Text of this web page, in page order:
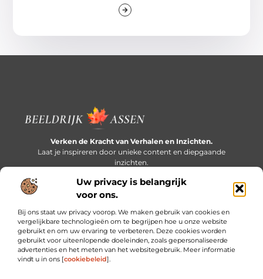
Uw privacy is belangrijk
voor ons.
Bij ons staat uw privacy voorop. We maken gebruik van cookies en
vergelijkbare technologieën om te begrijpen hoe u onze website
gebruikt en om uw ervaring te verbeteren. Deze cookies worden
gebruikt voor uiteenlopende doeleinden, zoals gepersonaliseerde
advertenties en het meten van het websitegebruik. Meer informatie
vindt u in ons [cookiebeleid].
Verken de Kracht van Verhalen en Inzichten.
Laat je inspireren door unieke content en diepgaande
inzichten.
Bericht categorie
Onze informatie